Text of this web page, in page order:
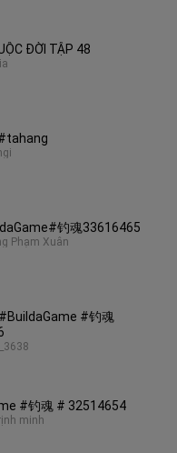
ĐỜI TẬP 48
钓魂33616465
Phạm Xuân
#钓魂
#钓魂 # 32514654
minh